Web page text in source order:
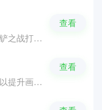
金铲铲助手安卓版是专为金铲铲之战打造的随身战术与上分辅助软件，帮助你们在棋盘上连胜吃鸡。软件实时同步版本最新资讯，提供了热门吃鸡阵容推荐、装备合成公式、羁绊效果解析及英雄站位详解。软件还支持战绩数据查询与复盘，以及活跃的交流社区与福利礼包等待你们领取，帮助你们轻松掌握运营节奏。
查看
小雷游戏助手安卓版是一款可以提升画质与性能优化软件，让你们享受更稳定顺畅的手游体验。软件无需Root权限便能一键解锁120帧高帧率及超高清画质，并支持对建模、抗锯齿和光影等细节进行可视化的调节。软件能够智能识别机型的配置，自动匹配最合适的运行方案，有效减少卡顿与拖影。
查看